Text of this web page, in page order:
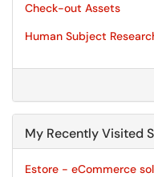
Check-out Assets
Human Subject
My Recently Visited
Estore - eCommerce